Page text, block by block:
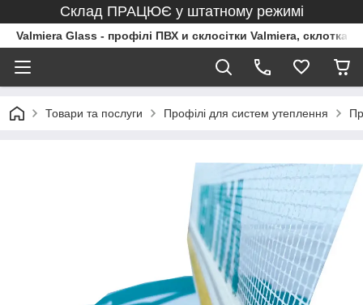
Склад ПРАЦЮЄ у штатному режимі
Valmiera Glass - профілі ПВХ и склосітки Valmiera,
Товари та послуги Профілі для систем утеплення